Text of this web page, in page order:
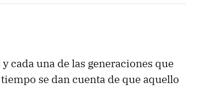
cada una de las generaciones que
se dan cuenta de que aquello